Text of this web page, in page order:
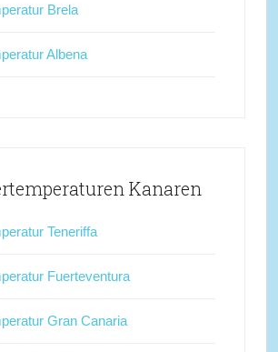
Brela
Albena
Kanaren
Teneriffa
Fuerteventura
Gran Canaria